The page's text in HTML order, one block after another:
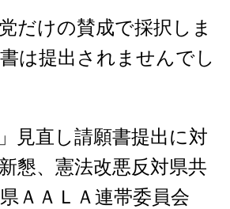
だけの賛成で採択しま
は提出されませんでし
見直し請願書提出に対
懇、憲法改悪反対県共
ＡＡＬＡ連帯委員会